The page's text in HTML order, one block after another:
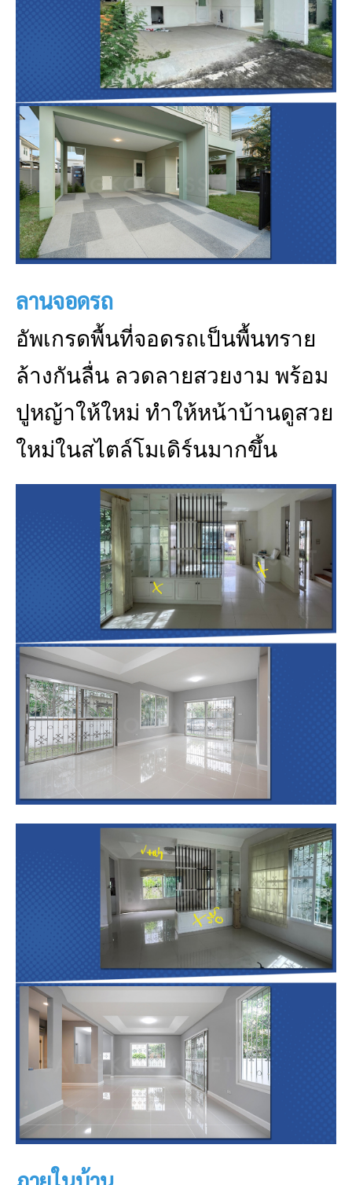
ลานจอดรถ
อัพเกรดพื้นที่จอดรถเป็นพื้นทราย
ล้างกันลื่น ลวดลายสวยงาม พร้อม
ปูหญ้าให้ใหม่ ทำให้หน้าบ้านดูสวย
ใหม่ในสไตล์โมเดิร์นมากขึ้น